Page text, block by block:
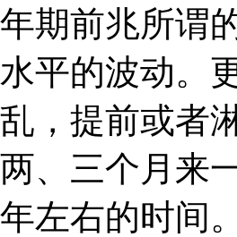
年期前兆所谓
水平的波动。
乱，提前或者
两、三个月来
年左右的时间